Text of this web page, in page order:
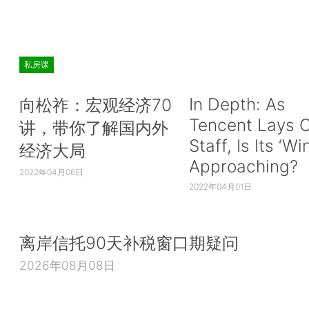
私房课
向松祚：宏观经济70
讲，带你了解国内外
经济大局
2022年04月06日
In Depth: As
Tencent Lays
Staff, Is Its
Approaching?
2022年04月01日
离岸信托90天补税窗口期疑问
2026年08月08日